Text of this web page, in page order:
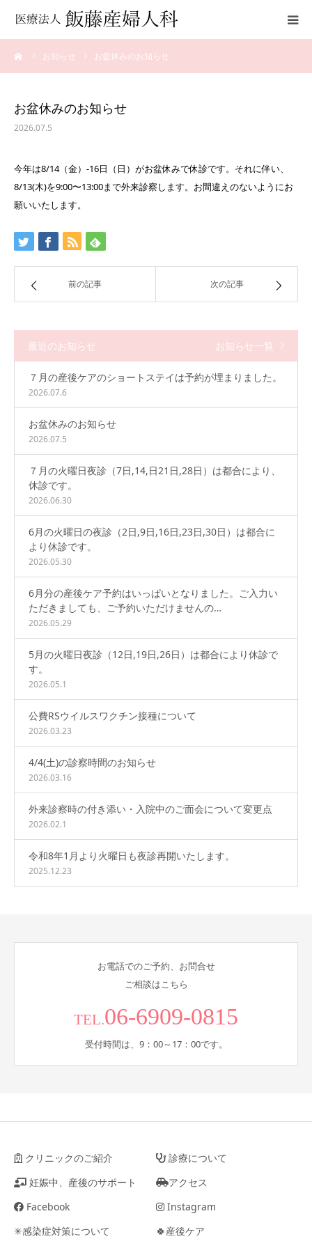
お知らせ お盆休みのお知らせ
お盆休みのお知らせ
2026.07.5
今年は8/14（金）-16日（日）がお盆休みで休診です。それに伴い、
8/13(木)を9:00〜13:00まで外来診察します。お間違えのないようにお
願いいたします。
前の記事 次の記事
最近のお知らせ お知らせ一覧
７月の産後ケアのショートステイは予約が埋まりました。
2026.07.6
お盆休みのお知らせ
2026.07.5
７月の火曜日夜診（7日,14,日21日,28日）は都合により、
休診です。
2026.06.30
6月の火曜日の夜診（2日,9日,16日,23日,30日）は都合に
より休診です。
2026.05.30
6月分の産後ケア予約はいっぱいとなりました。ご入力い
ただきましても、ご予約いただけませんの…
2026.05.29
5月の火曜日夜診（12日,19日,26日）は都合により休診で
す。
2026.05.1
公費RSウイルスワクチン接種について
2026.03.23
4/4(土)の診察時間のお知らせ
2026.03.16
外来診察時の付き添い・入院中のご面会について変更点
2026.02.1
令和8年1月より火曜日も夜診再開いたします。
2025.12.23
お電話でのご予約、お問合せ
ご相談はこちら
TEL.06-6909-0815
受付時間は、9：00～17：00です。
クリニックのご紹介
診療について
妊娠中、産後のサポート
アクセス
Facebook
Instagram
✳︎感染症対策について
🍀産後ケア
クリニックのご紹介
アクセス